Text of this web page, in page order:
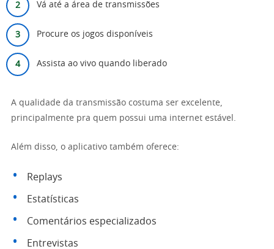
Vá até a área de transmissões
Procure os jogos disponíveis
Assista ao vivo quando liberado
A qualidade da transmissão costuma ser excelente,
principalmente pra quem possui uma internet estável.
Além disso, o aplicativo também oferece:
Replays
Estatísticas
Comentários especializados
Entrevistas